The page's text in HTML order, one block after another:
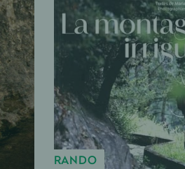
RANDO